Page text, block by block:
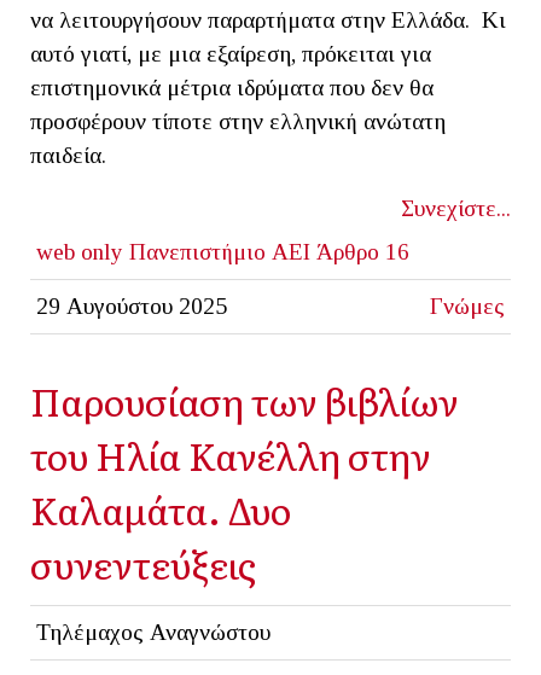
να λειτουργήσουν παραρτήματα στην Ελλάδα. Κι
αυτό γιατί, με μια εξαίρεση, πρόκειται για
επιστημονικά μέτρια ιδρύματα που δεν θα
προσφέρουν τίποτε στην ελληνική ανώτατη
παιδεία.
Συνεχίστε...
web only Πανεπιστήμιο ΑΕΙ Άρθρο 16
29 Αυγούστου 2025 Γνώμες
Παρουσίαση των βιβλίων
του Ηλία Κανέλλη στην
Καλαμάτα. Δυο
συνεντεύξεις
Τηλέμαχος Αναγνώστου